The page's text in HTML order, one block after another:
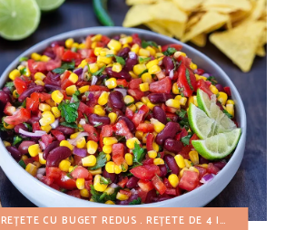
REȚETE CU BUGET REDUS REȚETE DE 4 IULIE